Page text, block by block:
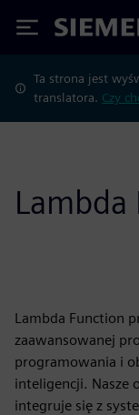
Siemens
Ta strona jest
translatora. Czy
Lambda Function
zaawansowanej
programowania i
inteligencji. Nasze
integruje się z